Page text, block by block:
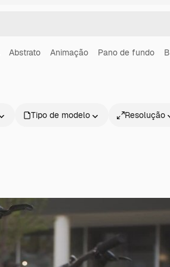
Abstrato Animação Pano de fundo
Tipo de modelo Resolução
Produtos Começar